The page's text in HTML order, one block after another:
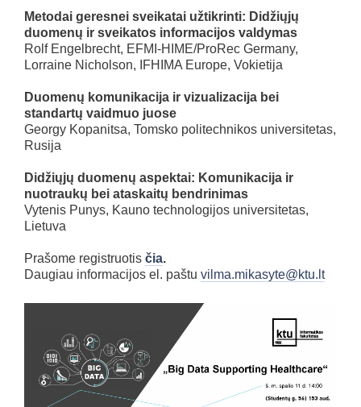
Metodai geresnei sveikatai užtikrinti: Didžiųjų
duomenų ir sveikatos informacijos valdymas
Rolf Engelbrecht, EFMI-HIME/ProRec Germany,
Lorraine Nicholson, IFHIMA Europe, Vokietija
Duomenų komunikacija ir vizualizacija bei
standartų vaidmuo juose
Georgy Kopanitsa, Tomsko politechnikos universitetas,
Rusija
Didžiųjų duomenų aspektai: Komunikacija ir
nuotraukų bei ataskaitų bendrinimas
Vytenis Punys, Kauno technologijos universitetas,
Lietuva
Prašome registruotis čia.
Daugiau informacijos el. paštu vilma.mikasyte@ktu.lt